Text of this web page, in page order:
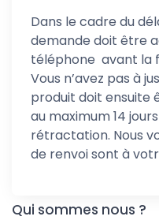
Dans le cadre du
demande doit être
téléphone avant la
Vous n’avez pas à
produit doit ensuite
au maximum 14
rétractation. Nous
de renvoi sont à
Qui sommes nous ?